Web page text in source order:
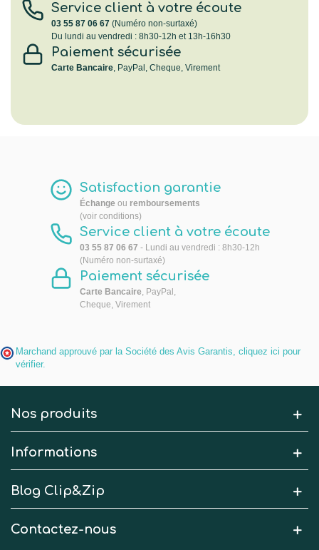
Service client à votre écoute
03 55 87 06 67 (Numéro non-surtaxé)
Du lundi au vendredi : 8h30-12h et 13h-16h30
Paiement sécurisée
Carte Bancaire, PayPal, Cheque, Virement
Satisfaction garantie
Échange ou remboursements
(voir conditions)
Service client à votre écoute
03 55 87 06 67 - Lundi au vendredi : 8h30-12h
(Numéro non-surtaxé)
Paiement sécurisée
Carte Bancaire, PayPal,
Cheque, Virement
Marchand approuvé par la Société des Avis Garantis, cliquez ici pour
vérifier.
Nos produits
Informations
Blog Clip&Zip
Contactez-nous